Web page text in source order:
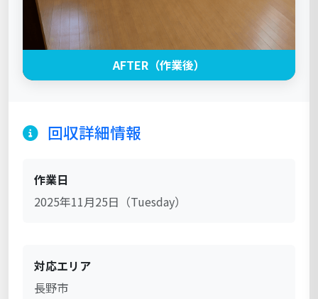
AFTER（作業後）
回収詳細情報
作業日
2025年11月25日（Tuesday）
対応エリア
長野市